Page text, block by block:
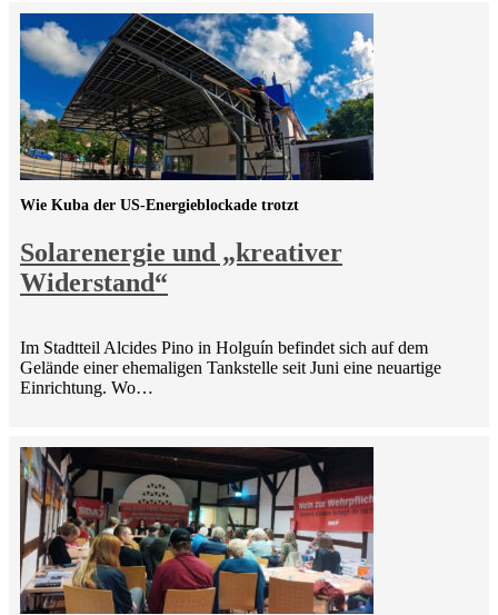
Solarenergie und „kreativer
Widerstand“
Wie Kuba der US-Energieblockade trotzt
Im Stadtteil Alcides Pino in Holguín befindet sich auf dem
Gelände einer ehemaligen Tankstelle seit Juni eine neuartige
Einrichtung. Wo…